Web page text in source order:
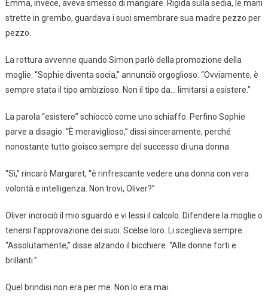
Emma, invece, aveva smesso di mangiare. Rigida sulla sedia, le mani
strette in grembo, guardava i suoi smembrare sua madre pezzo per
pezzo.
La rottura avvenne quando Simon parlò della promozione della
moglie. “Sophie diventa socia,” annunciò orgoglioso. “Ovviamente, è
sempre stata il tipo ambizioso. Non il tipo da… limitarsi a esistere.”
La parola “esistere” schioccò come uno schiaffo. Perfino Sophie
parve a disagio. “È meraviglioso,” dissi sinceramente, perché
nonostante tutto gioisco sempre del successo di una donna.
“Sì,” rincarò Margaret, “è rinfrescante vedere una donna con vera
volontà e intelligenza. Non trovi, Oliver?”
Oliver incrociò il mio sguardo e vi lessi il calcolo. Difendere la moglie o
tenersi l’approvazione dei suoi. Scelse loro. Li sceglieva sempre.
“Assolutamente,” disse alzando il bicchiere. “Alle donne forti e
brillanti.”
Quel brindisi non era per me. Non lo era mai.